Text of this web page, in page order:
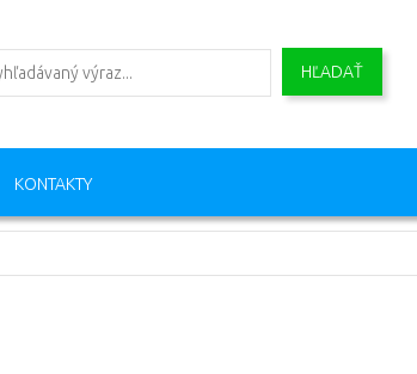
HĽADAŤ
KONTAKTY